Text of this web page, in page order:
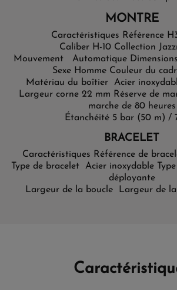
MONTRE
Caractéristiques Référence
Caliber H-10Collection
Mouvement Automatique
Sexe HommeCouleur du
Matériau du boîtier Acier
Largeur corne 22 mm Réserve de
marche de 80 heures
Étanchéité 5 bar (50 m) /
BRACELET
Caractéristiques Référence de
Type de bracelet Acier inoxydable
déployante
Largeur de la boucle Largeur de